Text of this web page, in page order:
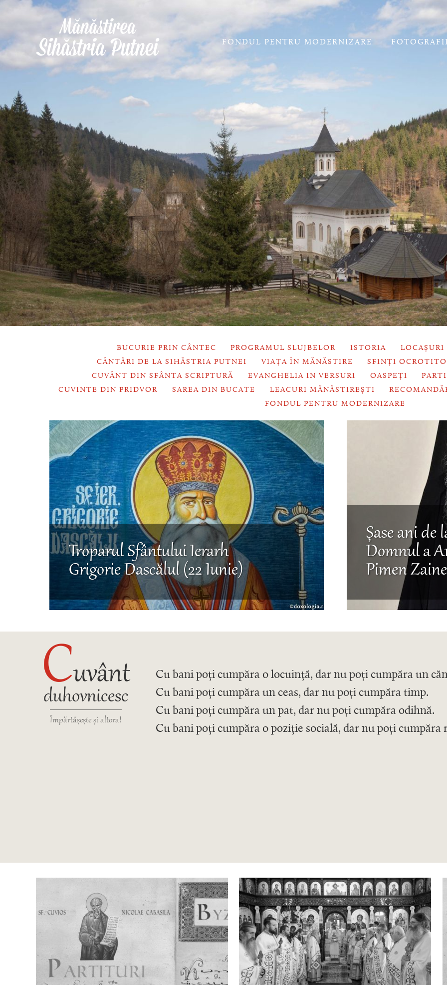
Mergi la conţinutul principal
Mănăstirea Sihăstria Putnei
FONDUL PENTRU MODERNIZARE FOTOGRAFII
BUCURIE PRIN CÂNTEC PROGRAMUL SLUJBELOR ISTORIA LOCAȘURI
CÂNTĂRI DE LA SIHĂSTRIA PUTNEI
VIAȚA ÎN MĂNĂSTIRE SFINȚI
CUVÂNT DIN SFÂNTA SCRIPTURĂ
EVANGHELIA IN VERSURI OASPEȚI
CUVINTE DIN PRIDVOR
SAREA DIN BUCATE LEACURI MĂNĂSTIREȘTI
FONDUL PENTRU MODERNIZARE
Troparul Sfântului Ierarh
Grigorie Dascălul (22 Iunie)
Şase ani de
Domnul a
Pimen
Cuvânt
duhovnicesc
Împărtășește și altora!
Cu bani poți cumpăra o locuință, dar nu poți cumpăra un
Cu bani poți cumpăra un ceas, dar nu poți cumpăra timp.
Cu bani poți cumpăra un pat, dar nu poți cumpăra odihnă.
Cu bani poți cumpăra o poziție socială, dar nu poți cumpăra